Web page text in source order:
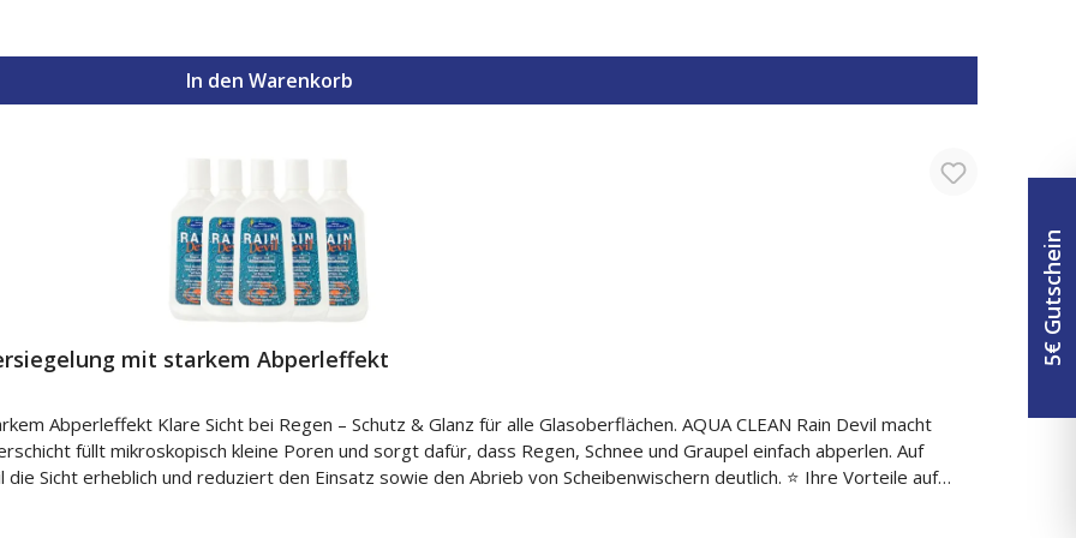
Waschbar bei 30 °C, 40 °C, 60 °C und 95 °C Ohne Weichspüler verwenden Trocknergeeignet Nicht feucht
In den Warenkorb
mit starkem Abperleffekt
Abperleffekt Klare Sicht bei Regen – Schutz & Glanz für alle Glasoberflächen. AQUA CLEAN Rain Devil macht
füllt mikroskopisch kleine Poren und sorgt dafür, dass Regen, Schnee und Graupel einfach abperlen. Auf
erheblich und reduziert den Einsatz sowie den Abrieb von Scheibenwischern deutlich. ⭐ Ihre Vorteile auf
Spiegel, Glastische & Duschkabinen geeignet ✔ Langanhaltender Schutz & Glanz 🏠 Vielseitig einsetzbar
5€ Gutschein